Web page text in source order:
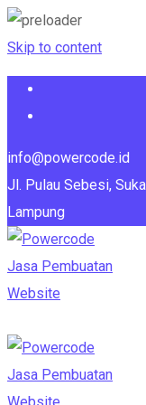
Skip to content
info@powercode.id
Jl. Pulau Sebesi,
Lampung